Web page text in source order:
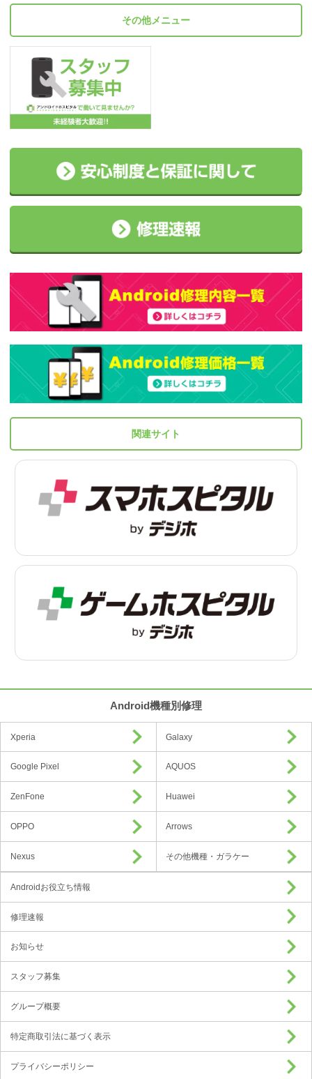
その他メニュー
関連サイト
Android機種別修理
Xperia Galaxy
Google Pixel AQUOS
ZenFone Huawei
OPPO Arrows
Nexus その他機種・ガラケー
Androidお役立ち情報
修理速報
お知らせ
スタッフ募集
グループ概要
特定商取引法に基づく表示
プライバシーポリシー